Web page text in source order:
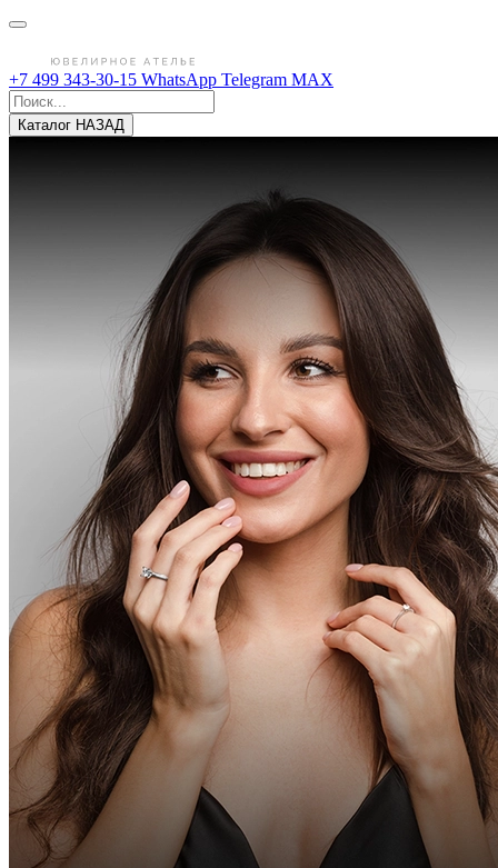
+7 499 343-30-15 WhatsApp Telegram MAX
Каталог НАЗАД